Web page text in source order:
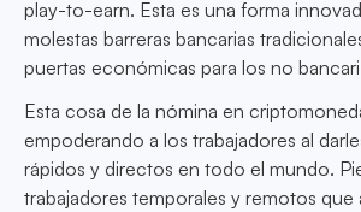
play-to-earn. Esta es una forma
molestas barreras bancarias
puertas económicas para los no
Esta cosa de la nómina en
empoderando a los trabajadores al
rápidos y directos en todo el mundo.
trabajadores temporales y remotos que